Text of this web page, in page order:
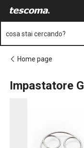
Vai
cosa stai cercando?
Home page
Impastatore